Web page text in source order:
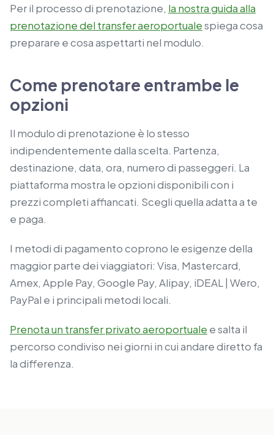
Per il processo di prenotazione, la nostra guida alla
prenotazione del transfer aeroportualespiega cosa
preparare e cosa aspettarti nel modulo.
Come prenotare entrambe le
opzioni
Il modulo di prenotazione è lo stesso
indipendentemente dalla scelta. Partenza,
destinazione, data, ora, numero di passeggeri. La
piattaforma mostra le opzioni disponibili con i
prezzi completi affiancati. Scegli quella adatta a te
e paga.
I metodi di pagamento coprono le esigenze della
maggior parte dei viaggiatori: Visa, Mastercard,
Amex, Apple Pay, Google Pay, Alipay, iDEAL | Wero,
PayPal e i principali metodi locali.
Prenota un transfer privato aeroportuale e salta il
percorso condiviso nei giorni in cui andare diretto fa
la differenza.